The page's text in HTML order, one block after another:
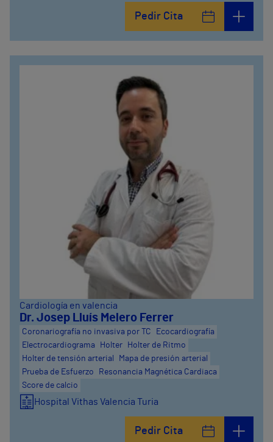
Pedir Cita
Cardiología en valencia
Dr. Josep Lluís Melero Ferrer
Coronariografía no invasiva por TC
Ecocardiografía
Electrocardiograma
Holter
Holter de Ritmo
Holter de tensión arterial
Mapa de presión arterial
Prueba de Esfuerzo
Resonancia Magnética Cardiaca
Score de calcio
Hospital Vithas Valencia Turia
Pedir Cita